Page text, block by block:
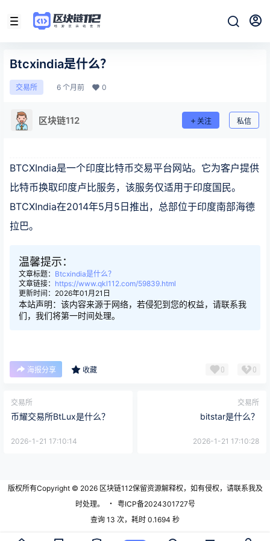
Btcxindia是什么？
交易所 6 个月前 0
区块链112 关注 私信
BTCXIndia是一个印度比特币交易平台网站。它为客户提供
比特币换取印度卢比服务，该服务仅适用于印度国民。
BTCXIndia在2014年5月5日推出，总部位于印度南部海德
拉巴。
温馨提示：
文章标题： Btcxindia是什么？
文章链接： https://www.qkl112.com/59839.html
更新时间：2026年01月21日
本站声明：该内容来源于网络，若侵犯到您的权益，请联系我
们，我们将第一时间处理。
海报分享 收藏 0 0
交易所
币耀交易所BtLux是什么？
2026-1-21 17:10:14
交易所
bitstar是什么？
2026-1-21 17:10:28
版权所有Copyright © 2026区块链112保留资源解释权，如有侵权，请联系我及
时处理。
・ 粤ICP备2024301727号
查询 13 次，耗时 0.1694 秒